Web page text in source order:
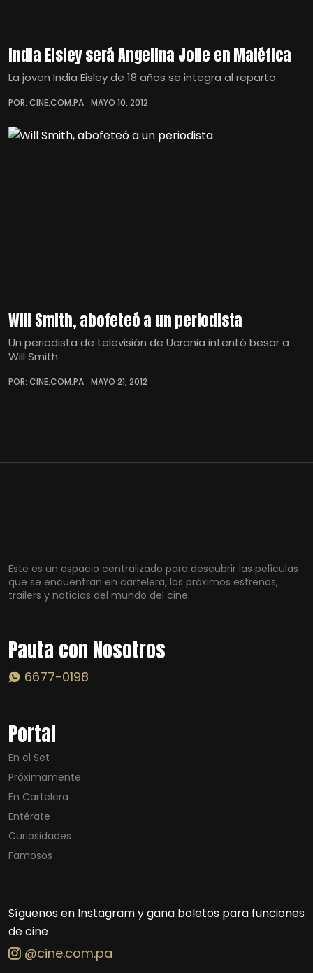
India Eisley será Angelina Jolie en Maléfica
La joven India Eisley de 18 años se integra al reparto
POR: CINE.COM.PA MAYO 10, 2012
Will Smith, abofeteó a un periodista
Un periodista de televisión de Ucrania intentó besar a
Will Smith
POR: CINE.COM.PA MAYO 21, 2012
Este es un espacio centralizado para descubrir las películas
que se encuentran en cartelera, los próximos estrenos,
trailers y noticias del mundo del cine.
Pauta con Nosotros
6677-0198
Portal
En el Set
Próximamente
En Cartelera
Entérate
Curiosidades
Famosos
Síguenos en Instagram y gana boletos para funciones
de cine
@cine.com.pa